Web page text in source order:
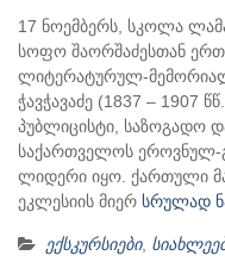
17 ნოემბერს, სკოლა
სოფო შაორშაძესთან
ლიტერატურულ-
ჭავჭავაძე (1837 – 1907
პუბლიცისტი, საზოგადო
საქართველოს ეროვნულ-
ლიდერი იყო. ქართული
ეკლესიის მიერ სრულად
ექსკურსიები,